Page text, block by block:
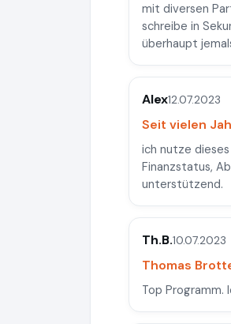
mit diversen
schreibe in
überhaupt
Alex12.07.2023
Seit vielen
ich nutze
Finanzstatus,
unterstützend.
Th.B.10.07.2023
Thomas
Top Programm.